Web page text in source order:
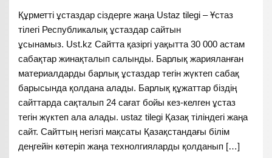
Құрметті ұстаздар сіздерге жаңа Ustaz tilegi – Ұстаз
тілегі Республикалық ұстаздар сайтын
ұсынамыз. Ust.kz Сайтта қазіргі уақытта 30 000 астам
сабақтар жинақталып салынды. Барлық жарияланған
материалдарды барлық ұстаздар тегін жүктеп сабақ
барысында қолдана алады. Барлық құжаттар біздің
сайттарда сақталып 24 сағат бойы кез-келген ұстаз
тегін жүктеп ала алады. ustaz tilegi Қазақ тіліндегі жаңа
сайт. Сайттың негізгі мақсаты Қазақстандағы білім
деңгейін көтеріп жаңа технолгияларды қолданып […]